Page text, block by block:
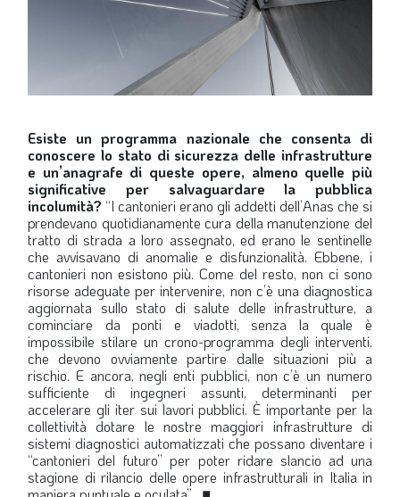
Esiste un programma nazionale che consenta di
conoscere lo stato di sicurezza delle infrastrutture
e un’anagrafe di queste opere, almeno quelle più
significative per salvaguardare la pubblica
incolumità? “I cantonieri erano gli addetti dell’Anas che si
prendevano quotidianamente cura della manutenzione del
tratto di strada a loro assegnato, ed erano le sentinelle
che avvisavano di anomalie e disfunzionalità. Ebbene, i
cantonieri non esistono più. Come del resto, non ci sono
risorse adeguate per intervenire, non c’è una diagnostica
aggiornata sullo stato di salute delle infrastrutture, a
cominciare da ponti e viadotti, senza la quale è
impossibile stilare un crono-programma degli interventi,
che devono ovviamente partire dalle situazioni più a
rischio. E ancora, negli enti pubblici, non c’è un numero
sufficiente di ingegneri assunti, determinanti per
accelerare gli iter sui lavori pubblici. È importante per la
collettività dotare le nostre maggiori infrastrutture di
sistemi diagnostici automatizzati che possano diventare i
“cantonieri del futuro” per poter ridare slancio ad una
stagione di rilancio delle opere infrastrutturali in Italia in